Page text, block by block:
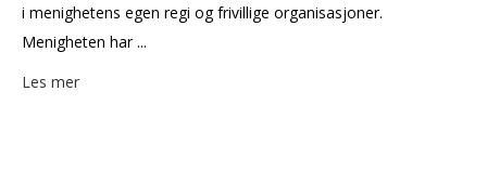
i menighetens egen regi og frivillige organisasjoner.
Menigheten har ...
Les mer